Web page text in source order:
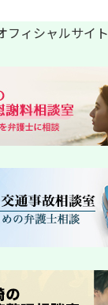
フィシャルサイト